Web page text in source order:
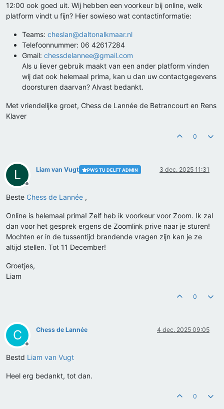
12:00 ook goed uit. Wij hebben een voorkeur bij online, welk
platform vindt u fijn? Hier sowieso wat contactinformatie:
Teams: cheslan@daltonalkmaar.nl
Telefoonnummer: 06 42617284
Gmail: chessdelannee@gmail.com
Als u liever gebruik maakt van een ander platform vinden
wij dat ook helemaal prima, kan u dan uw contactgegevens
doorsturen daarvan? Alvast bedankt.
Met vriendelijke groet, Chess de Lannée de Betrancourt en Rens
Klaver
0
L
Offline
Liam van Vugt PWS TU DELFT ADMIN 3 dec. 2025 11:31
Beste Chess de Lannée ,
Online is helemaal prima! Zelf heb ik voorkeur voor Zoom. Ik zal
dan voor het gesprek ergens de Zoomlink prive naar je sturen!
Mochten er in de tussentijd brandende vragen zijn kan je ze
altijd stellen. Tot 11 December!
Groetjes,
Liam
0
C
Offline
Chess de Lannée 4 dec. 2025 09:05
Bestd Liam van Vugt
Heel erg bedankt, tot dan.
0